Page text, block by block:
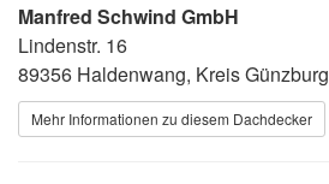
Manfred Schwind GmbH
Lindenstr. 16
89356 Haldenwang, Kreis Günzburg
Mehr Informationen zu diesem Dachdecker